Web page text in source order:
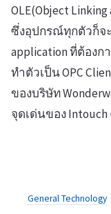
OLE(Object
ซึ่งอุปกรณ์ทุกตัวก็จะ
application ที่ต้องก
ทำตัวเป็น OPC
ของบริษัท
จุดเด่นของ
General Technology